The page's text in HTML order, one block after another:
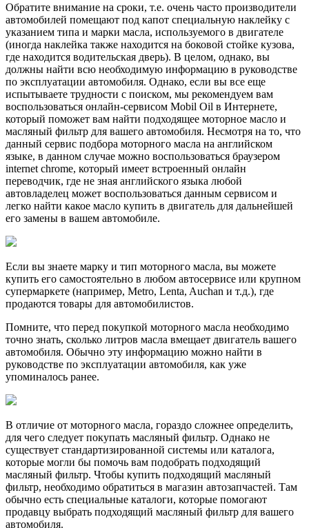
Обратите внимание на сроки, т.е. очень часто производители
автомобилей помещают под капот специальную наклейку с
указанием типа и марки масла, используемого в двигателе
(иногда наклейка также находится на боковой стойке кузова,
где находится водительская дверь). В целом, однако, вы
должны найти всю необходимую информацию в руководстве
по эксплуатации автомобиля. Однако, если вы все еще
испытываете трудности с поиском, мы рекомендуем вам
воспользоваться онлайн-сервисом Mobil Oil в Интернете,
который поможет вам найти подходящее моторное масло и
масляный фильтр для вашего автомобиля. Несмотря на то, что
данный сервис подбора моторного масла на английском
языке, в данном случае можно воспользоваться браузером
internet chrome, который имеет встроенный онлайн
переводчик, где не зная английского языка любой
автовладелец может воспользоваться данным сервисом и
легко найти какое масло купить в двигатель для дальнейшей
его замены в вашем автомобиле.
Если вы знаете марку и тип моторного масла, вы можете
купить его самостоятельно в любом автосервисе или крупном
супермаркете (например, Metro, Lenta, Auchan и т.д.), где
продаются товары для автомобилистов.
Помните, что перед покупкой моторного масла необходимо
точно знать, сколько литров масла вмещает двигатель вашего
автомобиля. Обычно эту информацию можно найти в
руководстве по эксплуатации автомобиля, как уже
упоминалось ранее.
В отличие от моторного масла, гораздо сложнее определить,
для чего следует покупать масляный фильтр. Однако не
существует стандартизированной системы или каталога,
которые могли бы помочь вам подобрать подходящий
масляный фильтр. Чтобы купить подходящий масляный
фильтр, необходимо обратиться в магазин автозапчастей. Там
обычно есть специальные каталоги, которые помогают
продавцу выбрать подходящий масляный фильтр для вашего
автомобиля.